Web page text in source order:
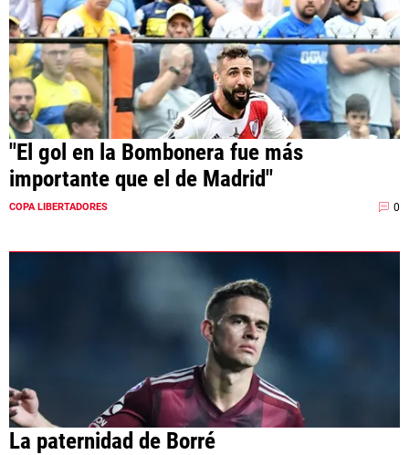
"El gol en la Bombonera fue más
importante que el de Madrid"
COPA LIBERTADORES 0
La paternidad de Borré